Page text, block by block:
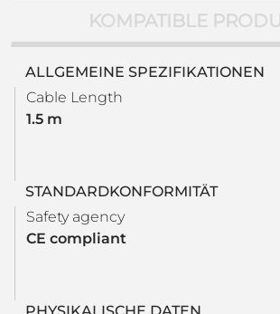
KOMPATIBLE
ALLGEMEINE SPEZIFIKATIONEN
Cable Length
1.5 m
STANDARDKONFORMITÄT
Safety agency
CE compliant